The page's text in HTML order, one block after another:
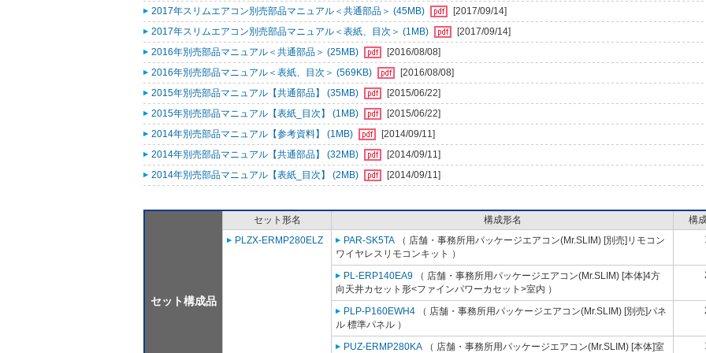
2017年スリムエアコン別売部品マニュアル＜共通部品＞ (45MB)
[2017/09/14]
2017年スリムエアコン別売部品マニュアル＜表紙、目次＞ (1MB)
[2017/09/14]
2016年別売部品マニュアル＜共通部品＞ (25MB)
[2016/08/08]
2016年別売部品マニュアル＜表紙、目次＞ (569KB)
[2016/08/08]
2015年別売部品マニュアル【共通部品】 (35MB)
[2015/06/22]
2015年別売部品マニュアル【表紙_目次】 (1MB)
[2015/06/22]
2014年別売部品マニュアル【参考資料】 (1MB)
[2014/09/11]
2014年別売部品マニュアル【共通部品】 (32MB)
[2014/09/11]
2014年別売部品マニュアル【表紙_目次】 (2MB)
[2014/09/11]
セット構成品
セット形名 構成形名
構
PLZX-ERMP280ELZ
PAR-SK5TA （ 店舗・事務所用パッケージエアコン(Mr.SLIM) [別売]リモコン
ワイヤレスリモコンキット ）
PL-ERP140EA9 （ 店舗・事務所用パッケージエアコン(Mr.SLIM) [本体]4方
向天井カセット形<ファインパワーカセット>室内 ）
PLP-P160EWH4 （ 店舗・事務所用パッケージエアコン(Mr.SLIM) [別売]パネ
ル 標準パネル ）
PUZ-ERMP280KA （ 店舗・事務所用パッケージエアコン(Mr.SLIM) [本体]室